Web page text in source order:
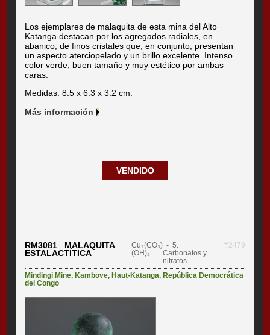
Los ejemplares de malaquita de esta mina del Alto
Katanga destacan por los agregados radiales, en
abanico, de finos cristales que, en conjunto, presentan
un aspecto aterciopelado y un brillo excelente. Intenso
color verde, buen tamaño y muy estético por ambas
caras.
Medidas: 8.5 x 6.3 x 3.2 cm.
Más información
VENDIDO
RM3081 MALAQUITA
ESTALACTÍTICA
Cu₂(CO₃)
(OH)₂
- 5.
Carbonatos y
nitratos
#2479
Mindingi Mine, Kambove, Haut-Katanga, República Democrática
del Congo